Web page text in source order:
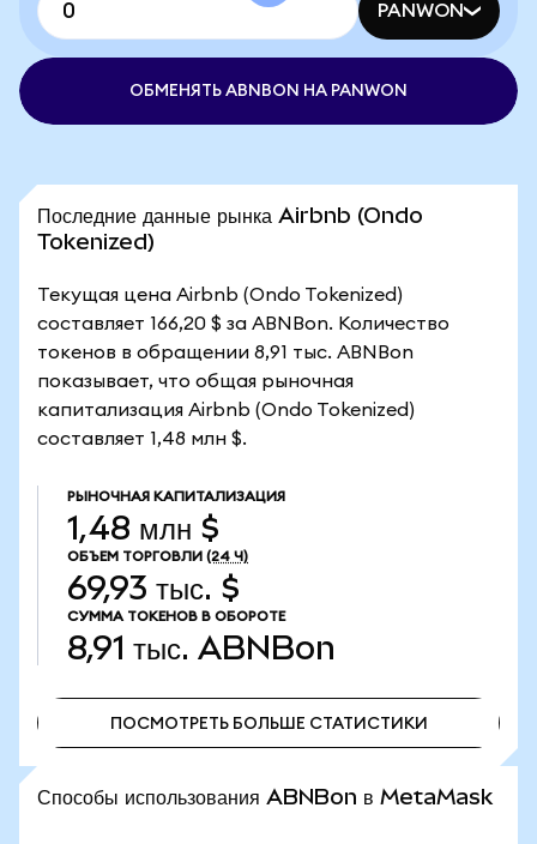
PANWON
ОБМЕНЯТЬ ABNBON НА PANWON
Последние данные рынка Airbnb (Ondo
Tokenized)
Текущая цена Airbnb (Ondo Tokenized)
составляет 166,20 $ за ABNBon. Количество
токенов в обращении 8,91 тыс. ABNBon
показывает, что общая рыночная
капитализация Airbnb (Ondo Tokenized)
составляет 1,48 млн $.
РЫНОЧНАЯ КАПИТАЛИЗАЦИЯ
1,48 млн $
ОБЪЕМ ТОРГОВЛИ (24 Ч)
69,93 тыс. $
СУММА ТОКЕНОВ В ОБОРОТЕ
8,91 тыс. ABNBon
ПОСМОТРЕТЬ БОЛЬШЕ СТАТИСТИКИ
Способы использования ABNBon в MetaMask